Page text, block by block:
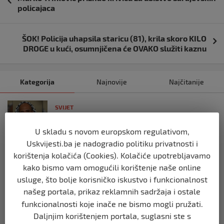
objava
policajaca
ŠOK! Policija uhapsila staricu (81), krila skoro KILO
DROGE u kući, osumnjičena će OVAKO služiti kaznu
Kategorija Najnovije Najčitanije
SVIJET
primio islam nakon što su izraelske
snage prekinule molitvu njegove
posade
prije 10 mjeseci
SVIJET
Brod “Mikeno” probio izraelsku blokadu
i uplovio u Gazu – kapetan iz Sarajeva
vijori zastavu BiH
U skladu s novom europskom regulativom,
Uskvijesti.ba je nadogradio politiku privatnosti i
korištenja kolačića (Cookies). Kolačiće upotrebljavamo
kako bismo vam omogućili korištenje naše online
usluge, što bolje korisničko iskustvo i funkcionalnost
našeg portala, prikaz reklamnih sadržaja i ostale
funkcionalnosti koje inače ne bismo mogli pružati.
Daljnjim korištenjem portala, suglasni ste s